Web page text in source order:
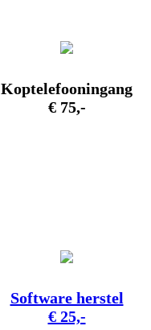
Koptelefooningang
€ 75,-
Software herstel
€ 25,-